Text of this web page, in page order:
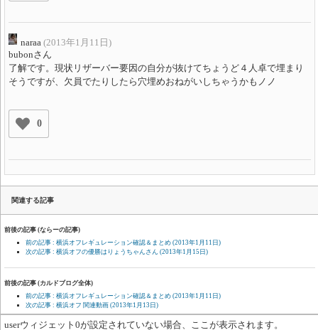
naraa (2013年1月11日)
bubonさん
了解です。現状リザーバー要因の自分が抜けてちょうど４人卓で埋まり
そうですが、欠員でたりしたら穴埋めおねがいしちゃうかもノノ
0
関連する記事
前後の記事 (ならーの記事)
前の記事 : 横浜オフレギュレーション確認＆まとめ (2013年1月11日)
次の記事 : 横浜オフの優勝はりょうちゃんさん (2013年1月15日)
前後の記事 (カルドブログ全体)
前の記事 : 横浜オフレギュレーション確認＆まとめ (2013年1月11日)
次の記事 : 横浜オフ 関連動画 (2013年1月13日)
userウィジェット0が設定されていない場合、ここが表示されます。